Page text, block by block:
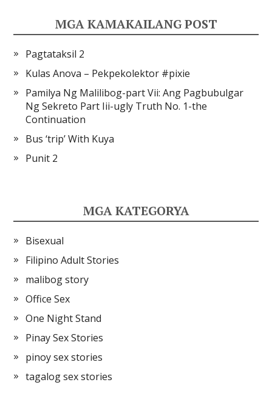
MGA KAMAKAILANG POST
Pagtataksil 2
Kulas Anova – Pekpekolektor #pixie
Pamilya Ng Malilibog-part Vii: Ang Pagbubulgar
Ng Sekreto Part Iii-ugly Truth No. 1-the
Continuation
Bus ‘trip’ With Kuya
Punit 2
MGA KATEGORYA
Bisexual
Filipino Adult Stories
malibog story
Office Sex
One Night Stand
Pinay Sex Stories
pinoy sex stories
tagalog sex stories